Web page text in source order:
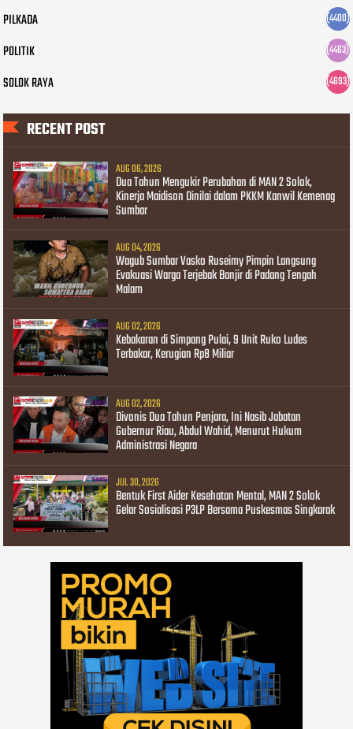
PILKADA (4400)
POLITIK (4463)
SOLOK RAYA (4693)
RECENT POST
AUG 06, 2026
Dua Tahun Mengukir Perubahan di MAN 2 Solok,
Kinerja Maidison Dinilai dalam PKKM Kanwil Kemenag
Sumbar
AUG 04, 2026
Wagub Sumbar Vasko Ruseimy Pimpin Langsung
Evakuasi Warga Terjebak Banjir di Padang Tengah
Malam
AUG 02, 2026
Kebakaran di Simpang Pulai, 9 Unit Ruko Ludes
Terbakar, Kerugian Rp8 Miliar
AUG 02, 2026
Divonis Dua Tahun Penjara, Ini Nasib Jabatan
Gubernur Riau, Abdul Wahid, Menurut Hukum
Administrasi Negara
JUL 30, 2026
Bentuk First Aider Kesehatan Mental, MAN 2 Solok
Gelar Sosialisasi P3LP Bersama Puskesmas Singkarak